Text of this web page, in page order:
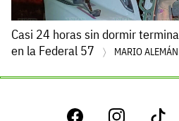
Casi 24 horas sin dormir
en la Federal 57
MARIO ALEMÁN